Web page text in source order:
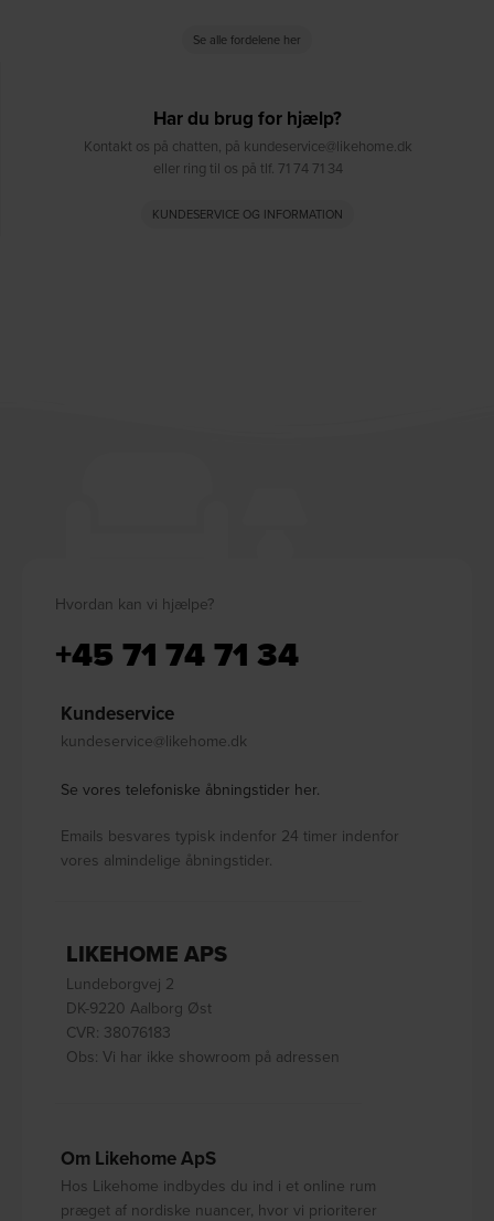
Se alle fordelene her
Har du brug for hjælp?
Kontakt os på chatten, på kundeservice@likehome.dk
eller ring til os på tlf. 71 74 71 34
KUNDESERVICE OG INFORMATION
Hvordan kan vi hjælpe?
+45 71 74 71 34
Kundeservice
kundeservice@likehome.dk
Se vores telefoniske åbningstider her.
Emails besvares typisk indenfor 24 timer indenfor
vores almindelige åbningstider.
LIKEHOME APS
Lundeborgvej 2
DK-9220 Aalborg Øst
CVR: 38076183
Obs: Vi har ikke showroom på adressen
Om Likehome ApS
Hos Likehome indbydes du ind i et online rum
præget af nordiske nuancer, hvor vi prioriterer